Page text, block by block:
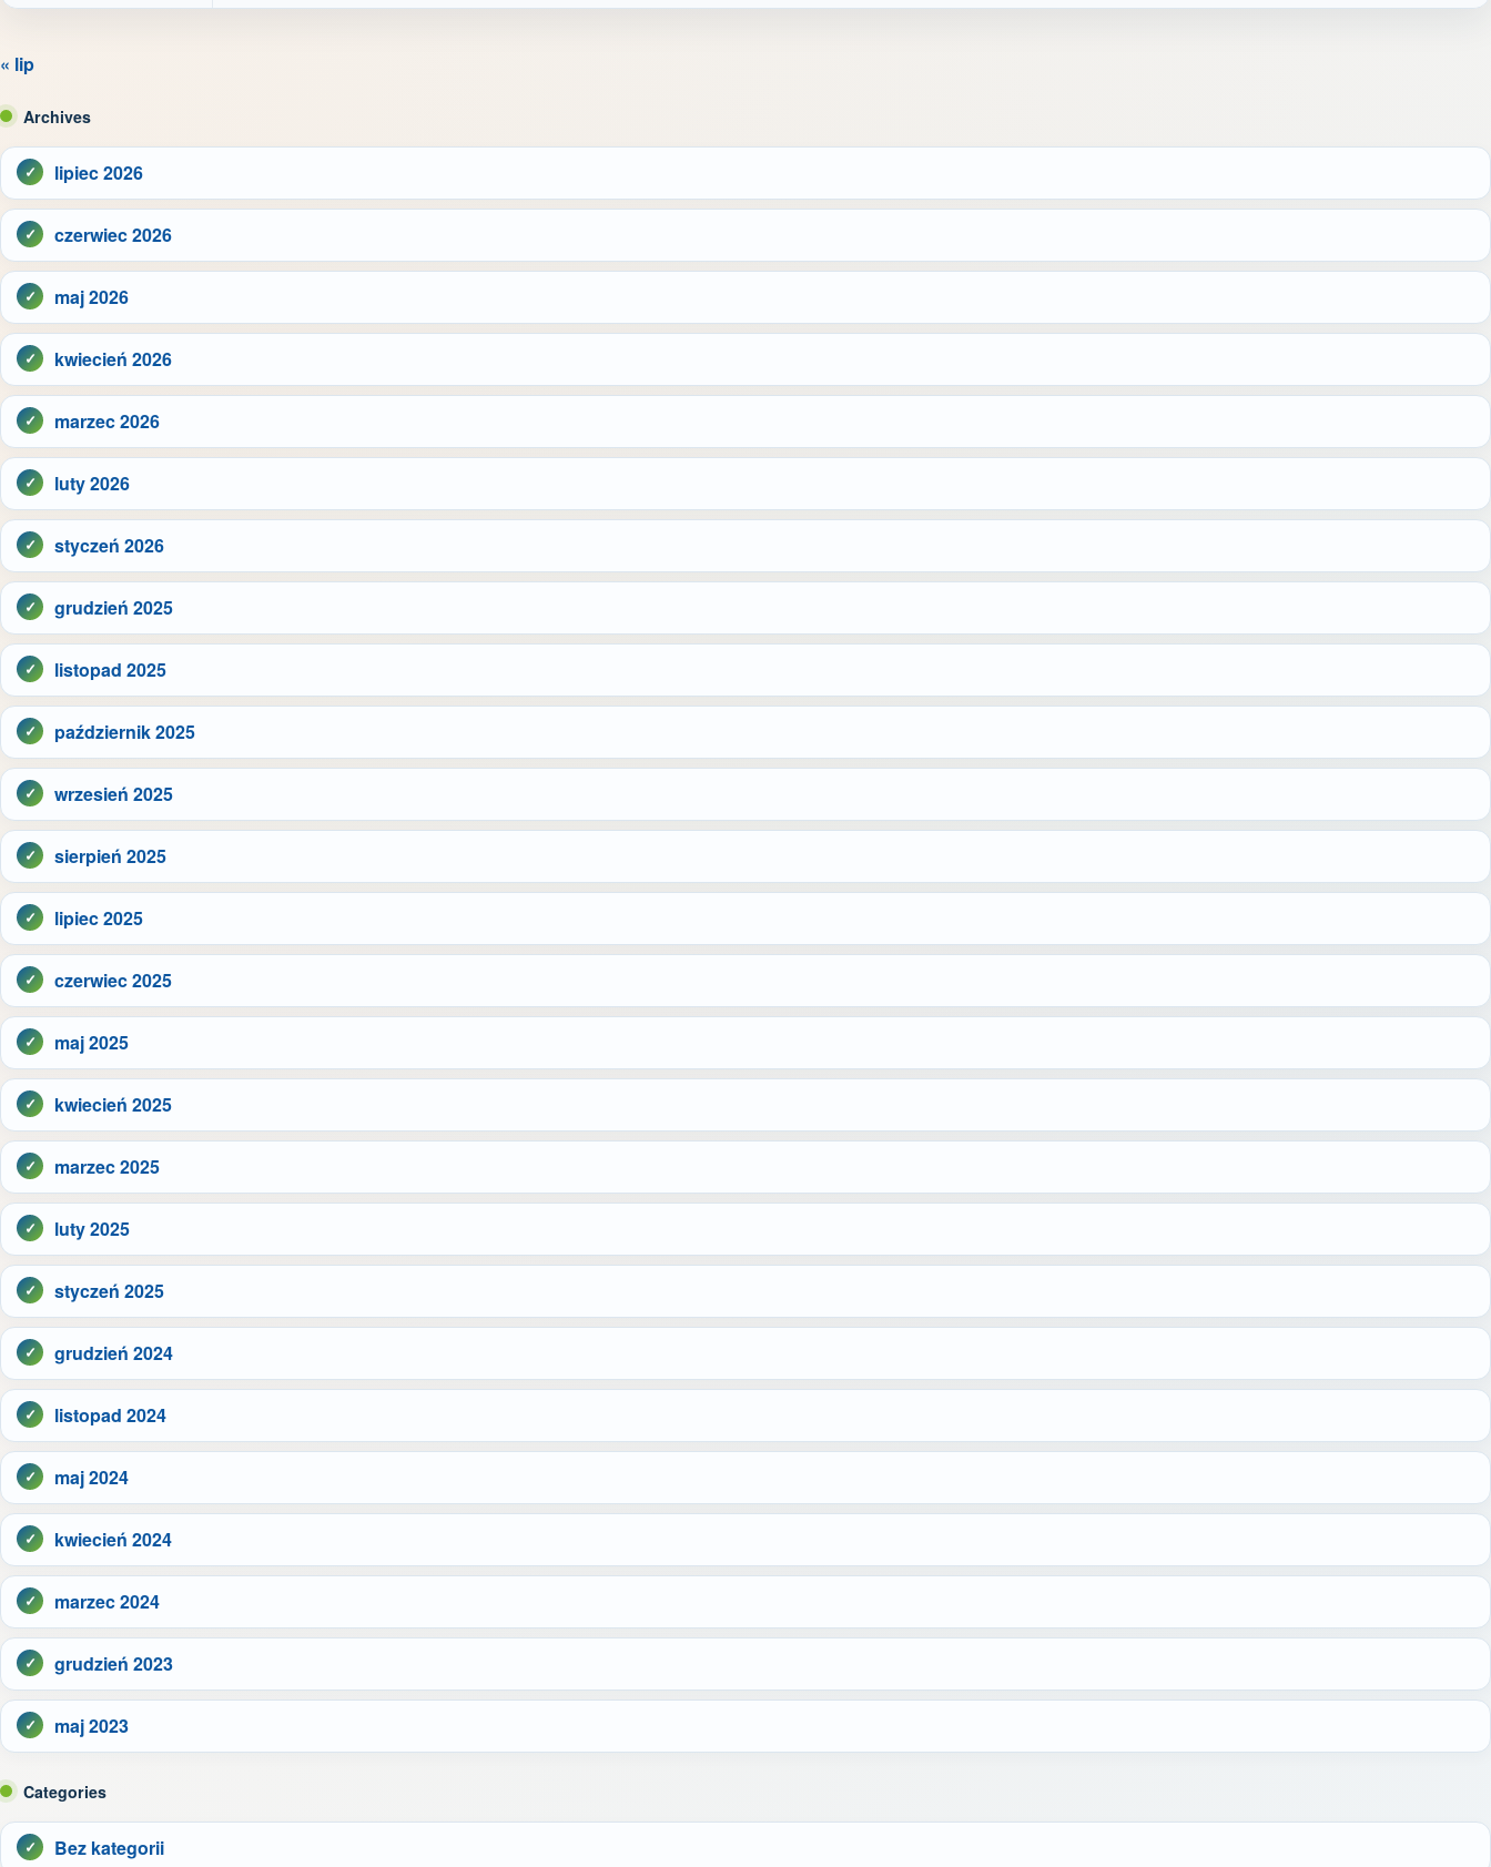
« lip
Archives
lipiec 2026
czerwiec 2026
maj 2026
kwiecień 2026
marzec 2026
luty 2026
styczeń 2026
grudzień 2025
listopad 2025
październik 2025
wrzesień 2025
sierpień 2025
lipiec 2025
czerwiec 2025
maj 2025
kwiecień 2025
marzec 2025
luty 2025
styczeń 2025
grudzień 2024
listopad 2024
maj 2024
kwiecień 2024
marzec 2024
grudzień 2023
maj 2023
Categories
Bez kategorii